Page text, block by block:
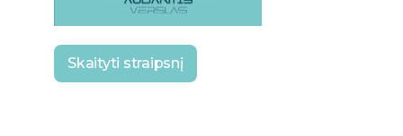
Skaityti straipsnį